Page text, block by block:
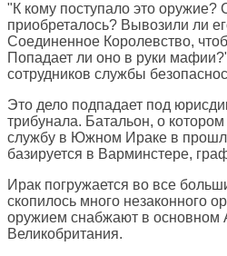
"К кому поступало это оружие?
приобреталось? Вывозили ли
Соединенное Королевство,
Попадает ли оно в руки
сотрудников службы
Это дело подпадает под
трибунала. Батальон, о
службу в Южном Ираке в
базируется в Варминстере,
Ирак погружается во все
скопилось много незаконного
оружием снабжают в основном
Великобритания.